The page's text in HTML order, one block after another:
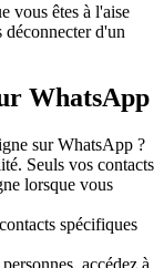
vous êtes à l'aise
déconnecter d'un
WhatsApp
sur WhatsApp ?
Seuls vos contacts
lorsque vous
spécifiques